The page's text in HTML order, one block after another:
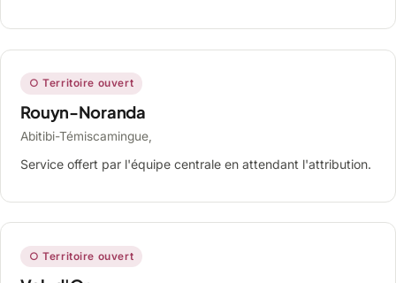
○ Territoire ouvert
Rouyn-Noranda
Abitibi-Témiscamingue,
Service offert par l'équipe centrale en attendant l'attribution.
○ Territoire ouvert